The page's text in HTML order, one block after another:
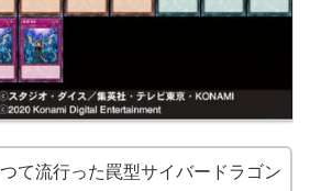
て流行った罠型サイバードラゴン